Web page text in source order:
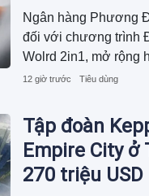
Ngân hàng Phương
đối với chương trình
Wolrd 2in1, mở rộng
hóa và gắn với điểm
tiên không chỉ tập
cùng khách hàng
12 giờ trước Tiêu dùng
Tập đoàn
Empire City
270 triệu USD